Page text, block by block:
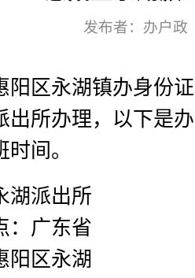
发布者：办户政
阳区永湖镇办身份
出所办理，以下是
间。
湖派出所
：广东省
阳区永湖